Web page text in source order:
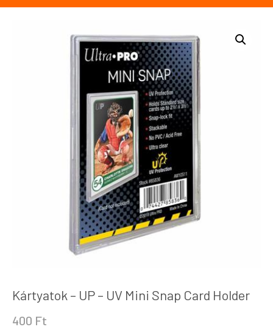
Kártyatok – UP – UV Mini Snap Card Holder
400 Ft